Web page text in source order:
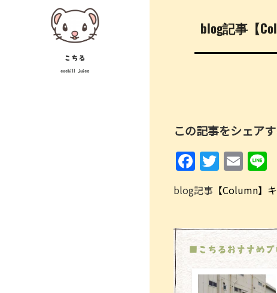
こちる
cochill juice
blog記事【
この記事をシェア
F
a
c
b
o
o
T
w
itt
E
m
ai
n
e
blog記事 【Column】
■こちるおすすめブ
ー
シ
ョ
ン